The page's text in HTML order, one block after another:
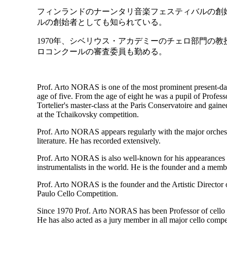
フィンランドのナーンタリ音楽フェスティバルの
ルの創始者としても知られている。
1970年、シベリウス・アカデミーのチェロ部門の
ロコンクールの審査委員も勤める。
Prof. Arto NORAS is one of the most prominent present-
age of five. From the age of eight he was a pupil of
Tortelier's master-class at the Paris Conservatoire and
at the Tchaikovsky competition.
Prof. Arto NORAS appears regularly with the major
literature. He has recorded extensively.
Prof. Arto NORAS is also well-known for his
instrumentalists in the world. He is the founder and a
Prof. Arto NORAS is the founder and the Artistic Director
Paulo Cello Competition.
Since 1970 Prof. Arto NORAS has been Professor of
He has also acted as a jury member in all major cello